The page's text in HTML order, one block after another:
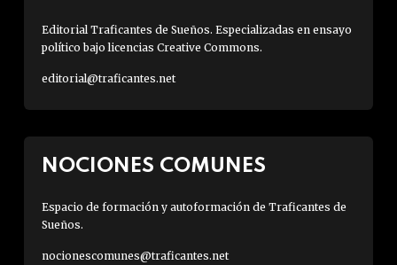
Editorial Traficantes de Sueños. Especializadas en ensayo
político bajo licencias Creative Commons.
editorial@traficantes.net
NOCIONES COMUNES
Espacio de formación y autoformación de Traficantes de
Sueños.
nocionescomunes@traficantes.net